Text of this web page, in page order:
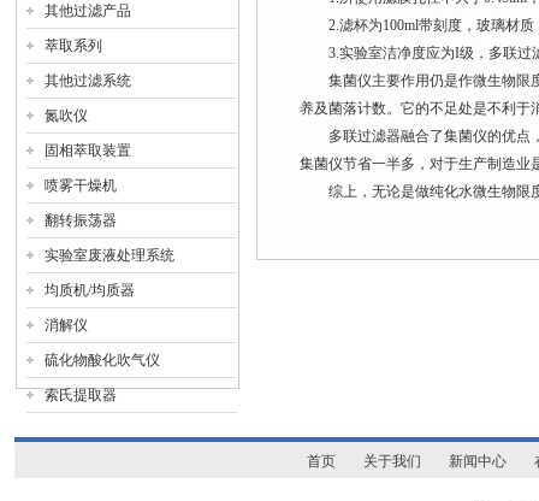
其他过滤产品
萃取系列
其他过滤系统
氮吹仪
固相萃取装置
喷雾干燥机
翻转振荡器
实验室废液处理系统
均质机/均质器
消解仪
硫化物酸化吹气仪
索氏提取器
2.滤杯为100ml带刻度，玻璃材质
3.实验室洁净度应为I级，多联过
集菌仪主要作用仍是作微生物限度
养及菌落计数。它的不足处是不利于
多联过滤器融合了集菌仪的优点，
集菌仪节省一半多，对于生产制造业
综上，无论是做纯化水微生物限
首页 关于我们 新闻中心